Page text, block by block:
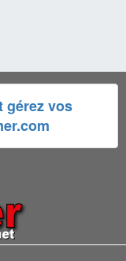
gérez vos